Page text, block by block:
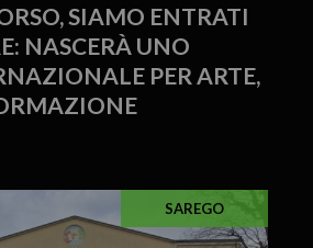
SIAMO ENTRATI
NASCERÀ UNO
PER ARTE,
SAREGO